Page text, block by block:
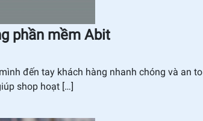
phần mềm Abit
đến tay khách hàng nhanh chóng và an
shop hoạt […]